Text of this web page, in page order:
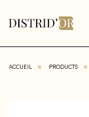
ACCUEIL PRODUCTS